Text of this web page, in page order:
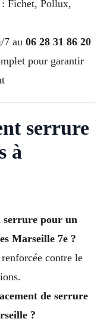
: Fichet, Pollux,
7 au 06 28 31 86 20
pour garantir
serrure
à
serrure pour un
Marseille 7e ?
contre le
de serrure
?